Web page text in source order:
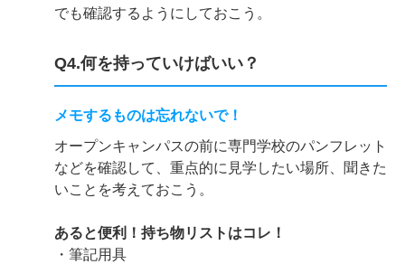
でも確認するようにしておこう。
Q4.何を持っていけばいい？
メモするものは忘れないで！
オープンキャンパスの前に専門学校のパンフレット
などを確認して、重点的に見学したい場所、聞きた
いことを考えておこう。
あると便利！持ち物リストはコレ！
・筆記用具